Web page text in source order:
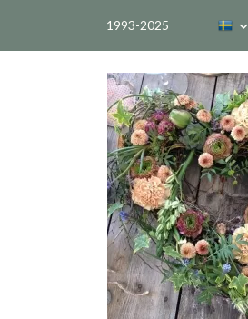
1993-2025